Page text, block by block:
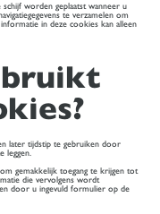
worden geplaatst wanneer u
te verzamelen om
in deze cookies kan alleen
later tijdstip te gebruiken door
leggen.
gemakkelijk toegang te krijgen tot
die vervolgens wordt
door u ingevuld formulier op de